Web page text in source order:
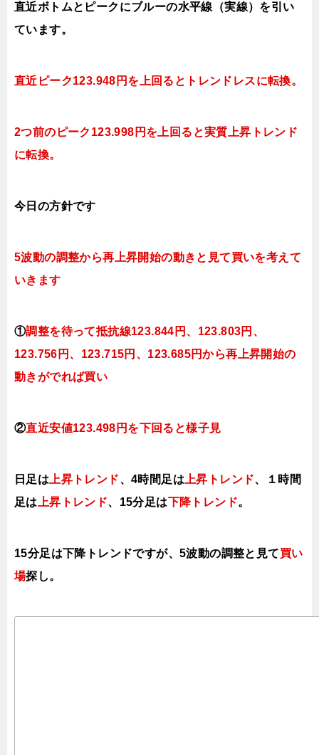
直近ボトムとピークにブルーの水平線（実線）を引い
ています。
直近ピーク123.948円を上回ると トレンドレスに転換。
2つ前のピーク123.998円を上回ると実質上昇 トレンド
に転換。
今日 の方針です
5波動の調整から再上昇開始の動きと見て買いを考えて
いきます
①調整を待って抵抗線123.844円、123.803円、
123.756円、123.715円、123.685円から再上昇開始の
動きがでれば買い
②直近安値123.498円を下回ると様子見
日足は 上昇トレンド、4時間足は 上昇ト レンド、１時間
足は
上昇トレンド、15分足は下降ト レンド。
15分足は下降ト レンドですが、5波動の調整と見て買い
場探し。